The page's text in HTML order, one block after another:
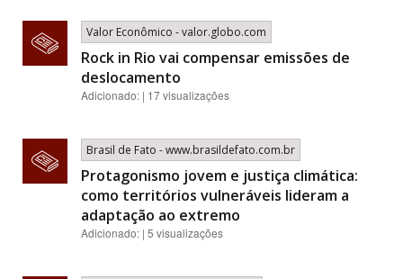
Valor Econômico - valor.globo.com
Rock in Rio vai compensar emissões de
deslocamento
Adicionado: | 17 visualizações
Brasil de Fato - www.brasildefato.com.br
Protagonismo jovem e justiça climática:
como territórios vulneráveis lideram a
adaptação ao extremo
Adicionado: | 5 visualizações